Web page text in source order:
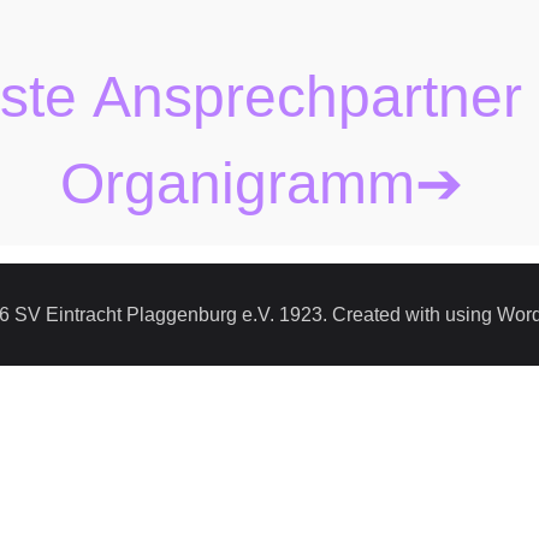
Organigramm➔
SV Eintracht Plaggenburg e.V. 1923. Created with using